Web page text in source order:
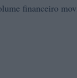
financeiro